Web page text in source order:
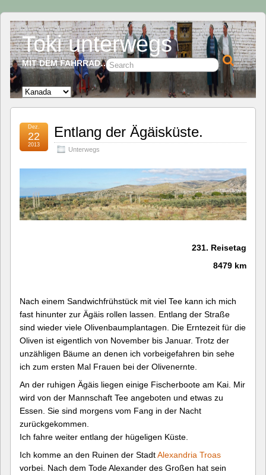
Toki unterwegs
MIT DEM FAHRRAD…
Entlang der Ägäisküste.
Unterwegs
Dez.
22
2013
231. Reisetag
8479 km
Nach einem Sandwichfrühstück mit viel Tee kann ich mich
fast hinunter zur Ägäis rollen lassen. Entlang der Straße
sind wieder viele Olivenbaumplantagen. Die Erntezeit für die
Oliven ist eigentlich von November bis Januar. Trotz der
unzähligen Bäume an denen ich vorbeigefahren bin sehe
ich zum ersten Mal Frauen bei der Olivenernte.
An der ruhigen Ägäis liegen einige Fischerboote am Kai. Mir
wird von der Mannschaft Tee angeboten und etwas zu
Essen. Sie sind morgens vom Fang in der Nacht
zurückgekommen.
Ich fahre weiter entlang der hügeligen Küste.
Ich komme an den Ruinen der StadtAlexandria Troas
vorbei. Nach dem Tode Alexander des Großen hat sein